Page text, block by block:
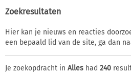
Zoekresultaten
Hier kan je nieuws en reacties
een bepaald lid van de site, ga dan
Je zoekopdracht in Alles had 240